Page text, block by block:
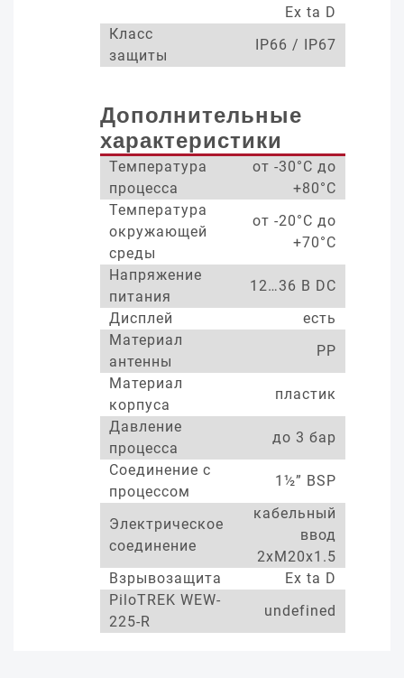
Ex ta D
Класс
защиты
IP66 / IP67
Дополнительные
характеристики
Температура
процесса
от -30°С до
+80°С
Температура
окружающей
среды
от -20°С до
+70°С
Напряжение
питания
12…36 В DC
Дисплей
есть
Материал
антенны
PP
Материал
корпуса
пластик
Давление
процесса
до 3 бар
Соединение с
процессом
1½” BSP
Электрическое
соединение
кабельный
ввод
2xM20x1.5
Взрывозащита
Ex ta D
PiloTREK WEW-
225-R
undefined